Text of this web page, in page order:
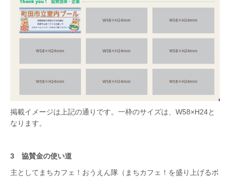
掲載イメージは上記の通りです。一枠のサイズは、W58×H24と
なります。
3 協賛金の使い道
主としてまちカフェ！おうえん隊（まちカフェ！を盛り上げるボ